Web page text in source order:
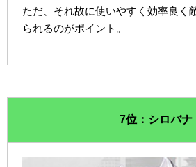
ただ、それ故に使いやすく効率良く
られるのがポイント。
7位：シロバナ